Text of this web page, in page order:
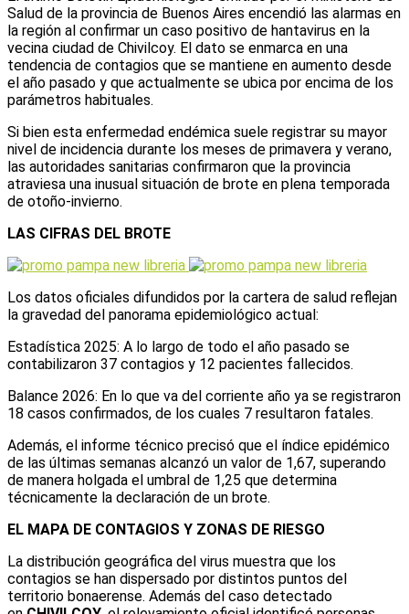
Salud de la provincia de Buenos Aires encendió las alarmas en
la región al confirmar un caso positivo de hantavirus en la
vecina ciudad de Chivilcoy. El dato se enmarca en una
tendencia de contagios que se mantiene en aumento desde
el año pasado y que actualmente se ubica por encima de los
parámetros habituales.
Si bien esta enfermedad endémica suele registrar su mayor
nivel de incidencia durante los meses de primavera y verano,
las autoridades sanitarias confirmaron que la provincia
atraviesa una inusual situación de brote en plena temporada
de otoño-invierno.
LAS CIFRAS DEL BROTE
Los datos oficiales difundidos por la cartera de salud reflejan
la gravedad del panorama epidemiológico actual:
Estadística 2025: A lo largo de todo el año pasado se
contabilizaron 37 contagios y 12 pacientes fallecidos.
Balance 2026: En lo que va del corriente año ya se registraron
18 casos confirmados, de los cuales 7 resultaron fatales.
Además, el informe técnico precisó que el índice epidémico
de las últimas semanas alcanzó un valor de 1,67, superando
de manera holgada el umbral de 1,25 que determina
técnicamente la declaración de un brote.
EL MAPA DE CONTAGIOS Y ZONAS DE RIESGO
La distribución geográfica del virus muestra que los
contagios se han dispersado por distintos puntos del
territorio bonaerense. Además del caso detectado